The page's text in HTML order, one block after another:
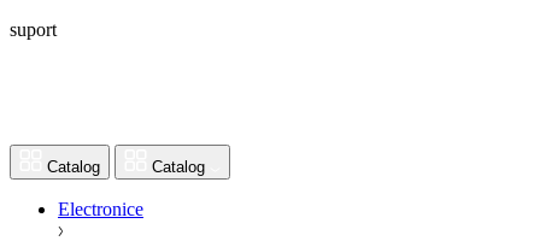
suport
Catalog Catalog
Electronice